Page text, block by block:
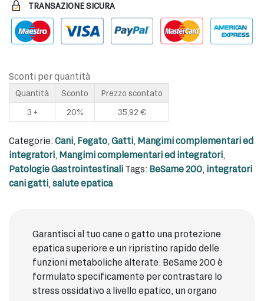
TRANSAZIONE SICURA
Sconti per quantità
Quantità Sconto
Prezzo scontato
3 +
20% 35,92 €
Categorie:Cani, Fegato, Gatti, Mangimi complementari ed
integratori, Mangimi complementari ed integratori,
Patologie Gastrointestinali Tags: BeSame 200, integratori
cani gatti, salute epatica
Garantisci al tuo cane o gatto una protezione
epatica superiore e un ripristino rapido delle
funzioni metaboliche alterate. BeSame 200 è
formulato specificamente per contrastare lo
stress ossidativo a livello epatico, un organo